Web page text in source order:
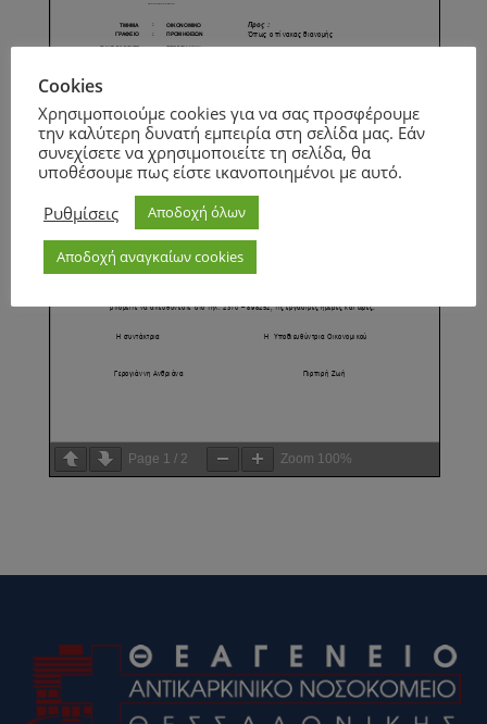
Page 1 / 2 Zoom 100%
Cookies
Χρησιμοποιούμε cookies για να σας προσφέρουμε
την καλύτερη δυνατή εμπειρία στη σελίδα μας. Εάν
συνεχίσετε να χρησιμοποιείτε τη σελίδα, θα
υποθέσουμε πως είστε ικανοποιημένοι με αυτό.
Ρυθμίσεις
Αποδοχή όλων
Αποδοχή αναγκαίων cookies